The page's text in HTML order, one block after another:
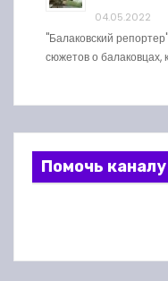
04.05.2022
"Балаковский
сюжетов о балаковцах,
Помочь каналу